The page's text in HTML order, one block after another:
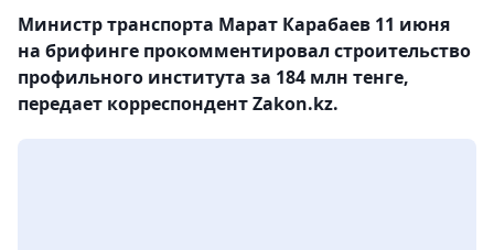
Министр транспорта Марат Карабаев 11 июня
на брифинге прокомментировал строительство
профильного института за 184 млн тенге,
передает корреспондент Zakon.kz.